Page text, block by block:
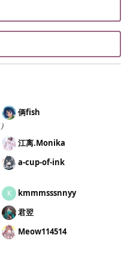
俩fish
江离.​Monika
a-cup-of-ink
K
kmmmsssnnyy
君翌
Meow114514